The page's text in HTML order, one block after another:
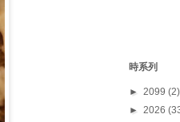
時系列
► 2099 (2)
► 2026